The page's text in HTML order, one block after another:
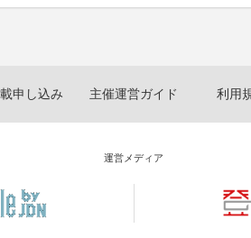
申し込み 主催運営ガイド 利用
運営メディア